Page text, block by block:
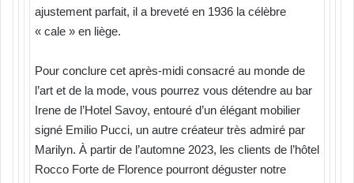
ajustement parfait, il a breveté en 1936 la célèbre
« cale » en liège.
Pour conclure cet après-midi consacré au monde de
l’art et de la mode, vous pourrez vous détendre au bar
Irene de l’Hotel Savoy, entouré d’un élégant mobilier
signé Emilio Pucci, un autre créateur très admiré par
Marilyn. À partir de l’automne 2023, les clients de l’hôtel
Rocco Forte de Florence pourront déguster notre